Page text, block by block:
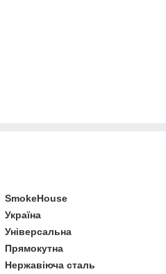
SmokeHouse
Україна
Універсальна
Прямокутна
Нержавіюча сталь